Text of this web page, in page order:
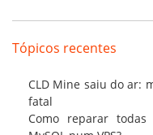
Tópicos recentes
CLD Mine saiu do ar:
fatal
Como reparar